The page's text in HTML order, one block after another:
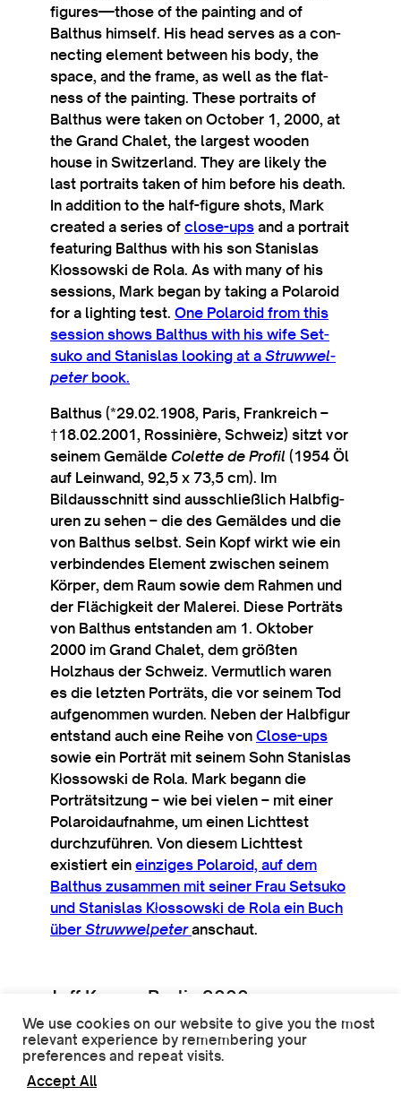
figures—those of the paint­ing and of
Balthus him­self. His head serves as a con­
nect­ing ele­ment between his body, the
space, and the frame, as well as the flat­
ness of the paint­ing. These por­traits of
Balthus were taken on Octo­ber 1, 2000, at
the Grand Chalet, the largest wooden
house in Switzer­land. They are likely the
last por­traits taken of him before his death.
In addi­tion to the half-fig­ure shots, Mark
cre­ated a series ofclose-upsand a por­trait
fea­tur­ing Balthus with his son Stan­islas
Kłos­sowski de Rola. As with many of his
ses­sions, Mark began by tak­ing a Polar­oid
for a light­ing test. One Polar­oid from this
ses­sion shows Balthus with his wife Set­
suko and Stan­islas look­ing at aStruwwel­
peterbook.
Balthus (*29.02.1908, Par­is, Frankreich –
†18.02.2001, Rossin­ière, Sch­weiz) sitzt vor
seinem GemäldeColette de Pro­fil (1954 Öl
auf Lein­wand, 92,5 x 73,5 cm). Im
Bildausschnitt sind aus­schließ­lich Hal­b­fig­
uren zu sehen – die des Gemäldes und die
von Balthus selbst. Sein Kopf wirkt wie ein
ver­bind­endes Ele­ment zwis­chen seinem
Körp­er, dem Raum sow­ie dem Rah­men und
der Flächigkeit der Malerei. Diese Porträts
von Balthus entstanden am 1. Okto­ber
2000 im Grand Chalet, dem größten
Holzhaus der Sch­weiz. Ver­mut­lich war­en
es die let­zten Porträts, die vor seinem Tod
auf­gen­om­men wur­den. Neben der Hal­b­fig­ur
entstand auch eine Reihe vonClose-ups
sow­ie ein Porträt mit seinem Sohn Stan­islas
Kłos­sowski de Rola. Mark begann die
Porträt­sitzung – wie bei vielen – mit ein­er
Polar­oid­auf­nahme, um ein­en Licht­test
durchzuführen. Von diesem Licht­test
existiert einein­ziges Polar­oid, auf dem
Balthus zusam­men mit sein­er Frau Set­suko
und Stan­islas Kłos­sowski de Rola ein Buch
überStruwwel­peteranschaut.
Jeff Koons, Berlin 2000
We use cookies on our website to give you the most
relevant experience by remembering your
preferences and repeat visits.
Accept All